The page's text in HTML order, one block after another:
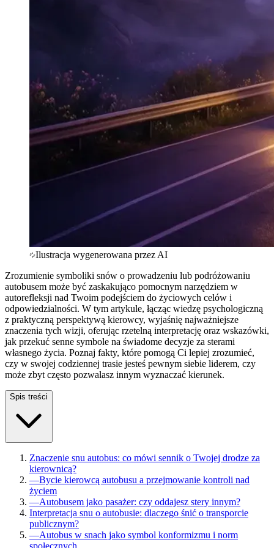
Ilustracja wygenerowana przez AI
Zrozumienie symboliki snów o prowadzeniu lub podróżowaniu
autobusem może być zaskakująco pomocnym narzędziem w
autorefleksji nad Twoim podejściem do życiowych celów i
odpowiedzialności. W tym artykule, łącząc wiedzę psychologiczną
z praktyczną perspektywą kierowcy, wyjaśnię najważniejsze
znaczenia tych wizji, oferując rzetelną interpretację oraz wskazówki,
jak przekuć senne symbole na świadome decyzje za sterami
własnego życia. Poznaj fakty, które pomogą Ci lepiej zrozumieć,
czy w swojej codziennej trasie jesteś pewnym siebie liderem, czy
może zbyt często pozwalasz innym wyznaczać kierunek.
Spis treści
Znaczenie snu autobus: co mówi sennik o Twojej drodze za
kierownicą?
—Bycie kierowcą autobusu a przejmowanie kontroli nad
życiem
—Autobusem jako pasażer: czy oddajesz stery innym?
Interpretacja snu o autobusie: dlaczego śnić o transporcie
publicznym?
—Autobus w snach jako symbol konformizmu i norm
społecznych